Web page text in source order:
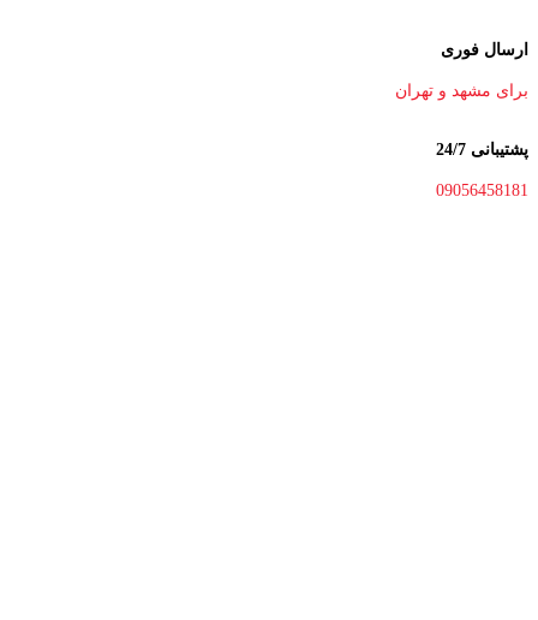
ارسال فوری
برای مشهد و تهران
پشتیبانی 24/7
09056458181